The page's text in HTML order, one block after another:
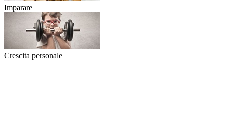
Imparare
Crescita personale